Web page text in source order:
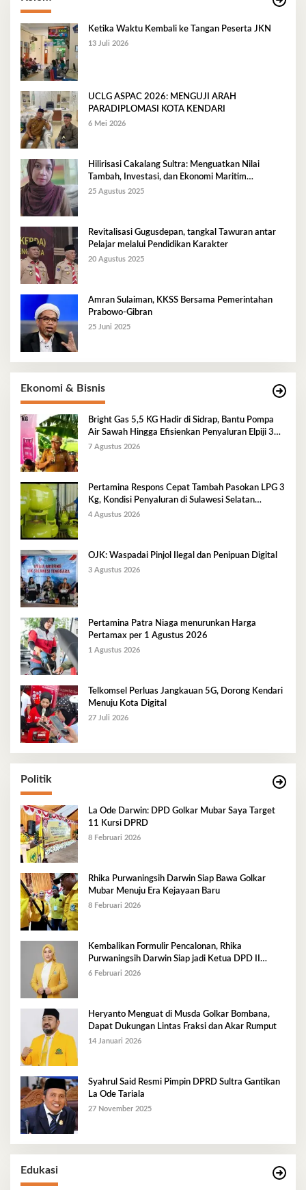
Ketika Waktu Kembali ke Tangan Peserta JKN
13 Juli 2026
UCLG ASPAC 2026: MENGUJI ARAH
PARADIPLOMASI KOTA KENDARI
6 Mei 2026
Hilirisasi Cakalang Sultra: Menguatkan Nilai
Tambah, Investasi, dan Ekonomi Maritim
Berkelanjutan
25 Agustus 2025
Revitalisasi Gugusdepan, tangkal Tawuran antar
Pelajar melalui Pendidikan Karakter
20 Agustus 2025
Amran Sulaiman, KKSS Bersama Pemerintahan
Prabowo-Gibran
25 Juni 2025
Ekonomi & Bisnis
Bright Gas 5,5 KG Hadir di Sidrap, Bantu Pompa
Air Sawah Hingga Efisienkan Penyaluran Elpiji 3
Kg
7 Agustus 2026
Pertamina Respons Cepat Tambah Pasokan LPG 3
Kg, Kondisi Penyaluran di Sulawesi Selatan
Berlangsung Kondusif
4 Agustus 2026
OJK: Waspadai Pinjol Ilegal dan Penipuan Digital
3 Agustus 2026
Pertamina Patra Niaga menurunkan Harga
Pertamax per 1 Agustus 2026
1 Agustus 2026
Telkomsel Perluas Jangkauan 5G, Dorong Kendari
Menuju Kota Digital
27 Juli 2026
Politik
La Ode Darwin: DPD Golkar Mubar Saya Target
11 Kursi DPRD
8 Februari 2026
Rhika Purwaningsih Darwin Siap Bawa Golkar
Mubar Menuju Era Kejayaan Baru
8 Februari 2026
Kembalikan Formulir Pencalonan, Rhika
Purwaningsih Darwin Siap jadi Ketua DPD II
Golkar Mubar
6 Februari 2026
Heryanto Menguat di Musda Golkar Bombana,
Dapat Dukungan Lintas Fraksi dan Akar Rumput
14 Januari 2026
Syahrul Said Resmi Pimpin DPRD Sultra Gantikan
La Ode Tariala
27 November 2025
Edukasi